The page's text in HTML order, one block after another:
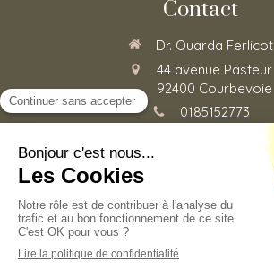
Contact
Dr. Ouarda Ferlicot
44 avenue Pasteur
92400 Courbevoie
0185152773
DuLundiau
©2020 Ouarda Ferlicot - Psychothérapie
Mentions légales